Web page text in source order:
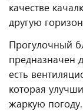
качестве
другую
Прогулочный
предназначен
есть
которая
жаркую